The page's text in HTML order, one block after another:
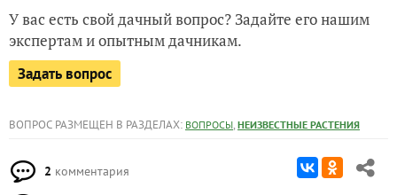
У вас есть свой дачный вопрос? Задайте его нашим
экспертам и опытным дачникам.
Задать вопрос
ВОПРОС РАЗМЕЩЕН В РАЗДЕЛАХ: ВОПРОСЫ, НЕИЗВЕСТНЫЕ РАСТЕНИЯ
2 комментария